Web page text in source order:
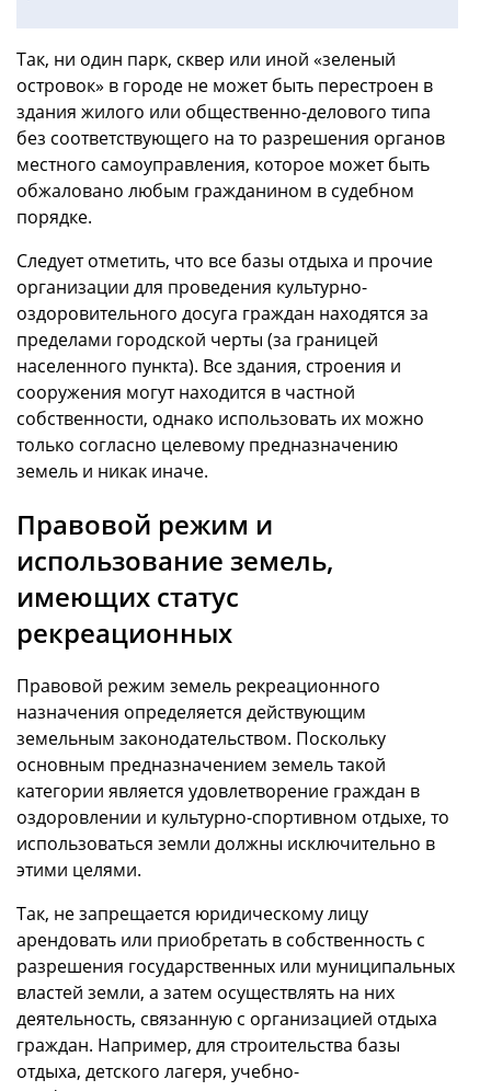
Так, ни один парк, сквер или иной «зеленый
островок» в городе не может быть перестроен в
здания жилого или общественно-делового типа
без соответствующего на то разрешения органов
местного самоуправления, которое может быть
обжаловано любым гражданином в судебном
порядке.
Следует отметить, что все базы отдыха и прочие
организации для проведения культурно-
оздоровительного досуга граждан находятся за
пределами городской черты (за границей
населенного пункта). Все здания, строения и
сооружения могут находится в частной
собственности, однако использовать их можно
только согласно целевому предназначению
земель и никак иначе.
Правовой режим и
использование земель,
имеющих статус
рекреационных
Правовой режим земель рекреационного
назначения определяется действующим
земельным законодательством. Поскольку
основным предназначением земель такой
категории является удовлетворение граждан в
оздоровлении и культурно-спортивном отдыхе, то
использоваться земли должны исключительно в
этими целями.
Так, не запрещается юридическому лицу
арендовать или приобретать в собственность с
разрешения государственных или муниципальных
властей земли, а затем осуществлять на них
деятельность, связанную с организацией отдыха
граждан. Например, для строительства базы
отдыха, детского лагеря, учебно-